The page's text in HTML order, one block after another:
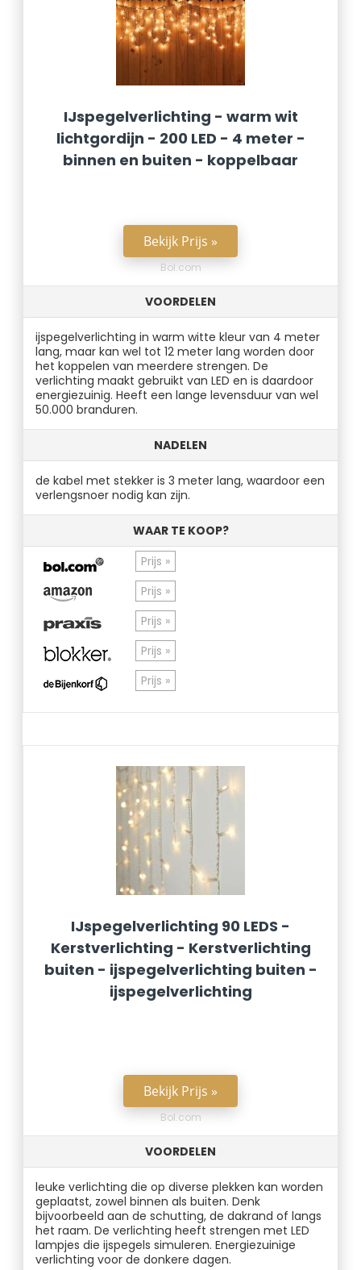
IJspegelverlichting - warm wit
lichtgordijn - 200 LED - 4 meter -
binnen en buiten - koppelbaar
Bekijk Prijs »
Bol.com
VOORDELEN
ijspegelverlichting in warm witte kleur van 4 meter
lang, maar kan wel tot 12 meter lang worden door
het koppelen van meerdere strengen. De
verlichting maakt gebruikt van LED en is daardoor
energiezuinig. Heeft een lange levensduur van wel
50.000 branduren.
NADELEN
de kabel met stekker is 3 meter lang, waardoor een
verlengsnoer nodig kan zijn.
WAAR TE KOOP?
Prijs »
Prijs »
Prijs »
Prijs »
Prijs »
IJspegelverlichting 90 LEDS -
Kerstverlichting - Kerstverlichting
buiten - ijspegelverlichting buiten -
ijspegelverlichting
Bekijk Prijs »
Bol.com
VOORDELEN
leuke verlichting die op diverse plekken kan worden
geplaatst, zowel binnen als buiten. Denk
bijvoorbeeld aan de schutting, de dakrand of langs
het raam. De verlichting heeft strengen met LED
lampjes die ijspegels simuleren. Energiezuinige
verlichting voor de donkere dagen.